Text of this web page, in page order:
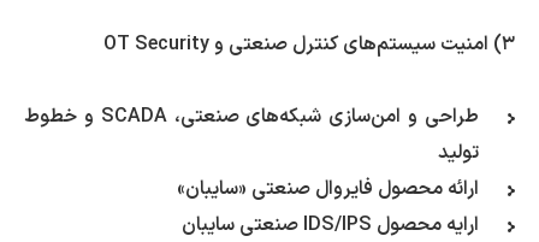
۳) امنیت سیستم‌های کنترل صنعتی و OT Security
طراحی و امن‌سازی شبکه‌های صنعتی، SCADA و خطوط
تولید
ارائه محصول فایروال صنعتی «سایبان»
ارایه محصول IDS/IPS صنعتی سایبان